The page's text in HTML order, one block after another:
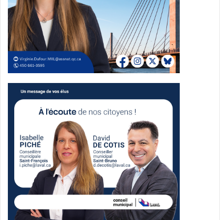
mission de l’organisme
La directrice générale de Nourrir d’abord, Edith Athus, a
qualifié ce résultat d’excellente nouvelle.
Selon elle, les sommes recueillies permettront à
l’organisme de poursuivre son travail en sécurité
alimentaire. Nourrir d’abord intervient notamment dans les
domaines des jardins communautaires, de l’agriculture
urbaine et de la lutte contre l’insécurité alimentaire.
Un organisme en transition
récente
Pour rappel, l’organisme avait annoncé le 22 avril dernier
un changement d’image et de nom. Anciennement connu
sous le nom Enfant d’abord, il est désormais devenu